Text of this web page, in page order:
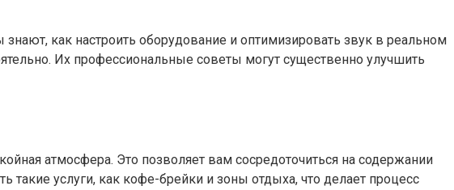
как настроить оборудование и оптимизировать звук в реальном
Их профессиональные советы могут существенно улучшить
атмосфера. Это позволяет вам сосредоточиться на содержании
услуги, как кофе-брейки и зоны отдыха, что делает процесс